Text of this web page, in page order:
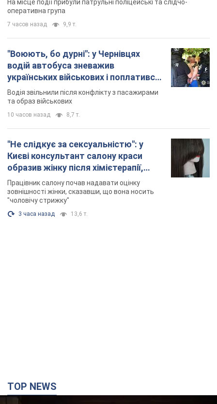
та образ військових
"Не слідкує за сексуальністю": у
Києві консультант салону краси
образив жінку після хімієтерапії,
розгорівся скандал. Фото
зовнішності жінки, сказавши, що вона носить
"чоловічу стрижку"
3 часа назад 13,6 т.